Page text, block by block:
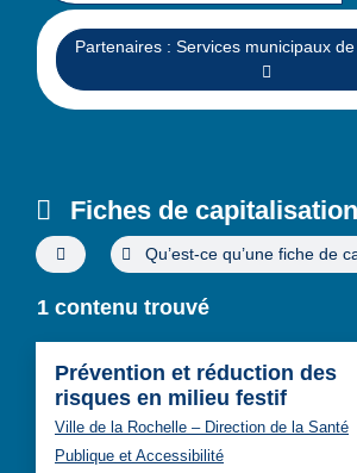
Supprimer
Partenaires : Services municipaux
Fiches de
Filtres de recherche avancée
Qu’est-ce qu’une fiche de
1 contenu trouvé
Prévention et réduction des
risques en milieu festif
Ville de la Rochelle – Direction de la Santé
Publique et Accessibilité